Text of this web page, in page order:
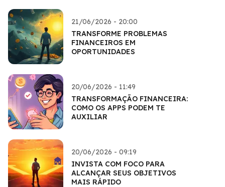
21/06/2026 - 20:00
TRANSFORME PROBLEMAS
FINANCEIROS EM
OPORTUNIDADES
20/06/2026 - 11:49
TRANSFORMAÇÃO FINANCEIRA:
COMO OS APPS PODEM TE
AUXILIAR
20/06/2026 - 09:19
INVISTA COM FOCO PARA
ALCANÇAR SEUS OBJETIVOS
MAIS RÁPIDO